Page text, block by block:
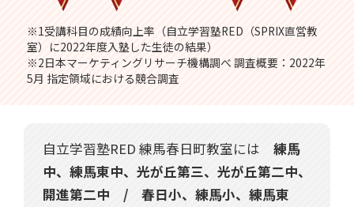
※1受講科目の成績向上率（自立学習塾RED（SPRIX直営教
室）に2022年度入塾した生徒の結果）
※2日本マーケティングリサーチ機構調べ 調査概要：2022年
5月 指定領域における競合調査
自立学習塾RED 練馬春日町教室には 練馬
中、練馬東中、光が丘第三、光が丘第二中、
開進第二中 / 春日小、練馬小、練馬東